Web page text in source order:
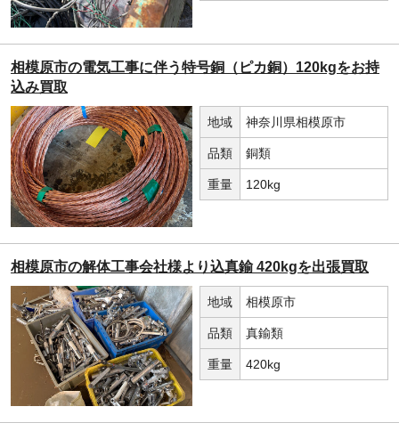
相模原市の電気工事に伴う特号銅（ピカ銅）120kgをお持
込み買取
地域 神奈川県相模原市
品類 銅類
重量 120kg
相模原市の解体工事会社様より込真鍮 420kgを出張買取
地域 相模原市
品類 真鍮類
重量 420kg